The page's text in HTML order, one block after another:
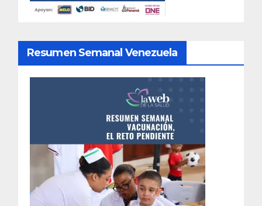
Resumen Semanal Venezuela